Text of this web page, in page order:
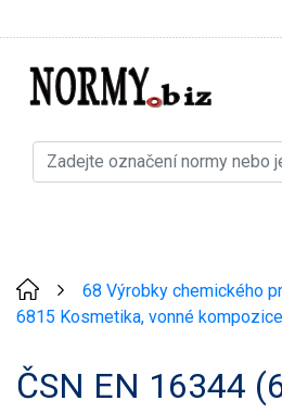
68 Výrobky chemického
6815 Kosmetika, vonné kompozice
ČSN EN 16344